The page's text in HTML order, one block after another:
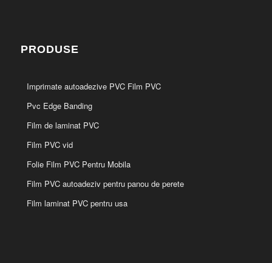
PRODUSE
Imprimate autoadezive PVC Film PVC
Pvc Edge Banding
Film de laminat PVC
Film PVC vid
Folie Film PVC Pentru Mobila
Film PVC autoadeziv pentru panou de perete
Film laminat PVC pentru usa